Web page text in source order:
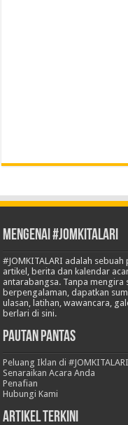
Mengenai #JOMKITALARI
#JOMKITALARI adalah
artikel, berita dan kalendar
antarabangsa. Tanpa mengira
berpengalaman, dapatkan
ulasan, latihan, wawancara,
berlari di sini.
Pautan Pantas
Peluang Iklan di #JOMKITALARI
Senaraikan Acara Anda
Penafian
Hubungi Kami
Artikel Terkini